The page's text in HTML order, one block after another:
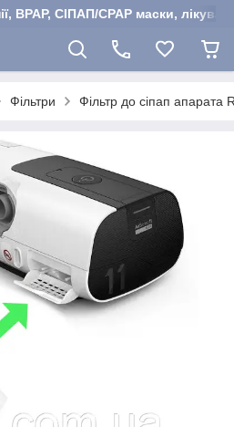
BPAP, СІПАП/CPAP маски,
Фільтри Фільтр до сіпап апарата